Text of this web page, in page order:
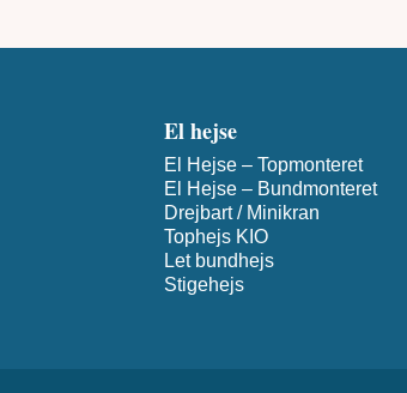
El hejse
El Hejse – Topmonteret
El Hejse – Bundmonteret
Drejbart / Minikran
Tophejs KIO
Let bundhejs
Stigehejs